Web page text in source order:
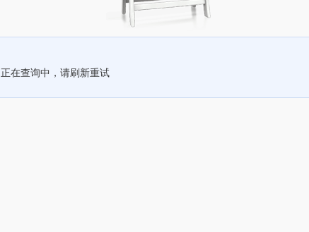
正在查询中，请刷新重试